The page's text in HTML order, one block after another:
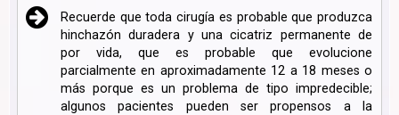
Recuerde que toda cirugía es probable que produzca
hinchazón duradera y una cicatriz permanente de
por vida, que es probable que evolucione
parcialmente en aproximadamente 12 a 18 meses o
más porque es un problema de tipo impredecible;
algunos pacientes pueden ser propensos a la